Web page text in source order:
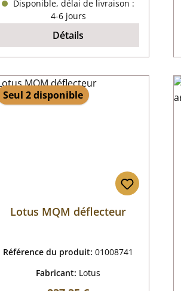
Disponible, délai de livraison :
4-6 jours
Détails
Seul 2 disponible
Lotus MQM déflecteur
Référence du produit:01008741
Fabricant: Lotus